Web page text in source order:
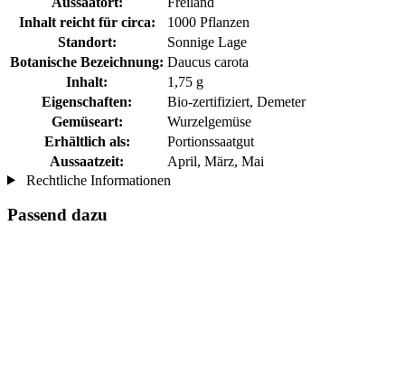
Inhalt reicht für circa:
1000 Pflanzen
Standort:
Sonnige Lage
Botanische Bezeichnung: Daucus carota
Inhalt:
1,75 g
Eigenschaften:
Bio-zertifiziert, Demeter
Gemüseart:
Wurzelgemüse
Erhältlich als:
Portionssaatgut
Aussaatzeit:
April, März, Mai
Rechtliche Informationen
Passend dazu